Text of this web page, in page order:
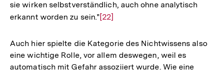
sie wirken selbstverständlich, auch ohne analytisch
erkannt worden zu sein."Zur
der
Fußnote
[22]
Auch hier spielte die Kategorie des Nichtwissens also
eine wichtige Rolle, vor allem deswegen, weil es
automatisch mit Gefahr assoziiert wurde. Wie eine